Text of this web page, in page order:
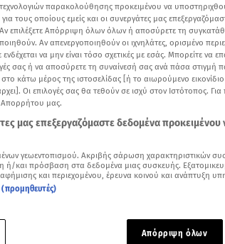
Add star.gr on Google
παρακολούθησης προκειμένου να
τους οποίους εμείς και οι συνεργάτες μας
επιλέξετε Απόρριψη όλων όλων ή αποσύρετε τη
Αν απενεργοποιηθούν οι ιχνηλάτες, ορισμένο
να μην είναι τόσο σχετικές με εσάς. Μπορείτε να
σας ή να αποσύρετε τη συναίνεσή σας ανά πάσα στιγμή
κάτω μέρος της ιστοσελίδας [ή το αιωρούμενο
Οι επιλογές σας θα τεθούν σε ισχύ στον Ιστότοπος. Για
Απορρήτου μας.
μας επεξεργαζόμαστε δεδομένα
γεωεντοπισμού. Ακριβής σάρωση χαρακτηριστικών
ή/και πρόσβαση στα δεδομένα μιας συσκευής.
και περιεχομένου, έρευνα κοινού και ανάπτυξη
Απόρριψη όλων